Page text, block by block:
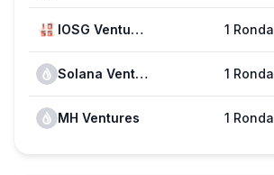
IOSG Ventures 1 Ronda
Solana Ventures 1 Ronda
MH Ventures 1 Ronda